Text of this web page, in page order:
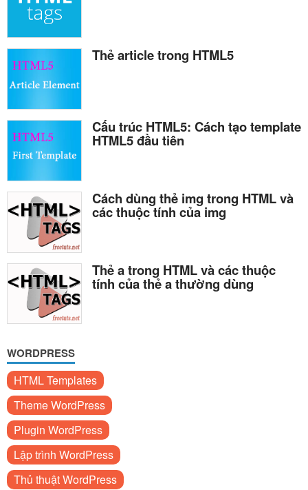
Thẻ article trong HTML5
Cấu trúc HTML5: Cách tạo template
HTML5 đầu tiên
Cách dùng thẻ img trong HTML và
các thuộc tính của img
Thẻ a trong HTML và các thuộc
tính của thẻ a thường dùng
WORDPRESS
HTML Templates
Theme WordPress
Plugin WordPress
Lập trình WordPress
Thủ thuật WordPress